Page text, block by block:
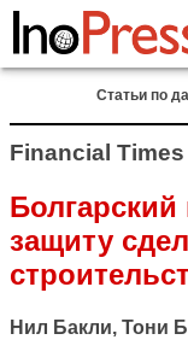
Статьи по
Financial Times
защиту
Нил Бакли, Тони